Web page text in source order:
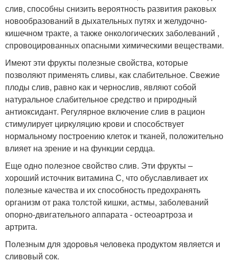
слив, способны снизить вероятность развития раковых
новообразований в дыхательных путях и желудочно-
кишечном тракте, а также онкологических заболеваний ,
спровоцированных опасными химическими веществами.
Имеют эти фрукты полезные свойства, которые
позволяют применять сливы, как слабительное. Свежие
плоды слив, равно как и чернослив, являют собой
натуральное слабительное средство и природный
антиоксидант. Регулярное включение слив в рацион
стимулирует циркуляцию крови и способствует
нормальному построению клеток и тканей, положительно
влияет на зрение и на функции сердца.
Еще одно полезное свойство слив. Эти фрукты –
хороший источник витамина С, что обуславливает их
полезные качества и их способность предохранять
организм от рака толстой кишки, астмы, заболеваний
опорно-двигательного аппарата - остеоартроза и
артрита.
Полезным для здоровья человека продуктом является и
сливовый сок.